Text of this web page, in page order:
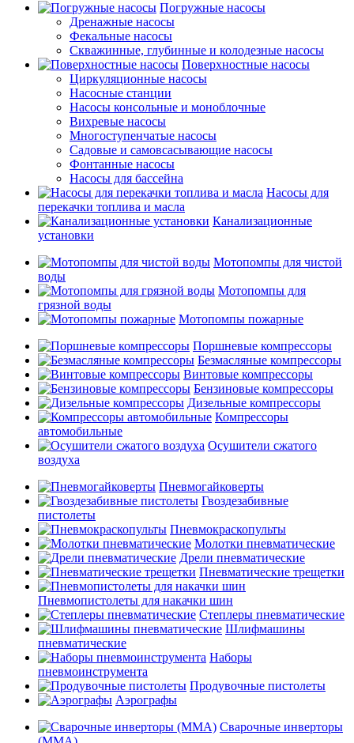
Погружные насосы
Дренажные насосы
Фекальные насосы
Скважинные, глубинные и колодезные насосы
Поверхностные насосы
Циркуляционные насосы
Насосные станции
Насосы консольные и моноблочные
Вихревые насосы
Многоступенчатые насосы
Садовые и самовсасывающие насосы
Фонтанные насосы
Насосы для бассейна
Насосы для
перекачки топлива и масла
Канализационные
установки
Мотопомпы для чистой
воды
Мотопомпы для
грязной воды
Мотопомпы пожарные
Поршневые компрессоры
Безмасляные компрессоры
Винтовые компрессоры
Бензиновые компрессоры
Дизельные компрессоры
Компрессоры
автомобильные
Осушители сжатого
воздуха
Пневмогайковерты
Гвоздезабивные
пистолеты
Пневмокраскопульты
Молотки пневматические
Дрели пневматические
Пневматические трещетки
Пневмопистолеты для накачки шин
Степлеры пневматические
Шлифмашины
пневматические
Наборы
пневмоинструмента
Продувочные пистолеты
Аэрографы
Сварочные инверторы